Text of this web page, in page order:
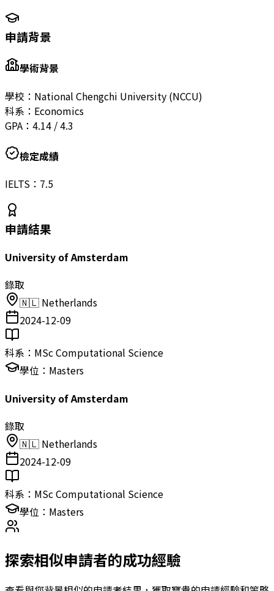
申請背景
學術背景
學校： National Chengchi University (NCCU)
科系： Economics
GPA： 4.14 /4.3
檢定成績
IELTS： 7.5
申請結果
University of Amsterdam
錄取
🇳🇱 Netherlands
2024-12-09
科系： MSc Computational Science
學位： Masters
University of Amsterdam
錄取
🇳🇱 Netherlands
2024-12-09
科系： MSc Computational Science
學位： Masters
探索相似申請者的成功經驗